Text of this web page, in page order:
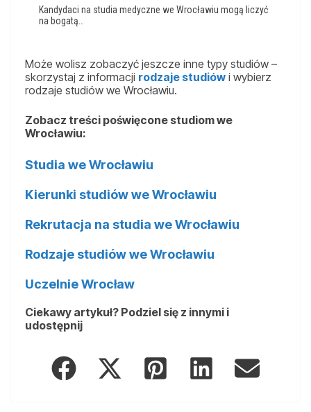
Kandydaci na studia medyczne we Wrocławiu mogą liczyć
na bogatą…
Może wolisz zobaczyć jeszcze inne typy studiów –
skorzystaj z informacji rodzaje studiów i wybierz
rodzaje studiów we Wrocławiu.
Zobacz treści poświęcone studiom we
Wrocławiu:
Studia we Wrocławiu
Kierunki studiów we Wrocławiu
Rekrutacja na studia we Wrocławiu
Rodzaje studiów we Wrocławiu
Uczelnie Wrocław
Ciekawy artykuł? Podziel się z innymi i
udostępnij